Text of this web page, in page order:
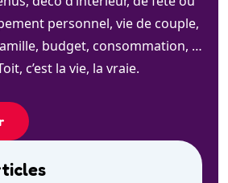
personnel, vie de couple,
budget, consommation, …
c’est la vie, la vraie.